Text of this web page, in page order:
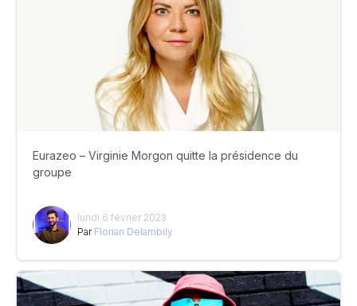
Eurazeo – Virginie Morgon quitte la présidence du
groupe
lundi 6 février 2023
Par Florian Delambily